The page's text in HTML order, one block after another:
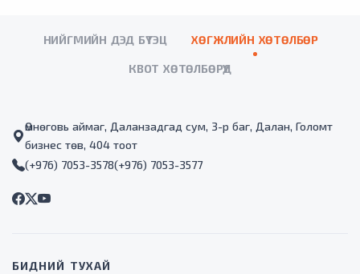
НИЙГМИЙН ДЭД БҮТЭЦ ХӨГЖЛИЙН ХӨТӨЛБӨР
КВОТ ХӨТӨЛБӨРҮҮД
Өмнөговь аймаг, Даланзадгад сум, 3-р баг, Далан, Голомт
бизнес төв, 404 тоот
(+976) 7053-3578(+976) 7053-3577
БИДНИЙ ТУХАЙ